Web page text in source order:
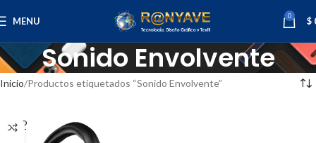
MENU 0 $
Sonido Envolvente
Inicio Productos etiquetados “Sonido Envolvente”
SOLD
OUT